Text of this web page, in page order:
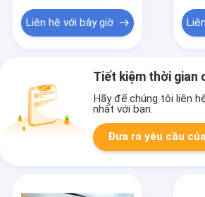
Liên hệ với bây giờ
Tiết kiệm thời gian
Hãy để chúng tôi liên
nhất với bạn.
Đưa ra yêu cầu